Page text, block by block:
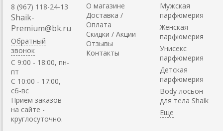
8 (967) 118-24-13
Shaik-
Premium@bk.ru
Обратный
звонок
C 9:00 - 18:00, пн-
пт
С 10:00 - 17:00,
сб-вс
Приём заказов
на сайте -
круглосуточно.
О магазине
Доставка /
Оплата
Скидки / Акции
Отзывы
Контакты
Мужская
парфюмерия
Женская
парфюмерия
Унисекс
парфюмерия
Детская
парфюмерия
Body лосьон
для тела Shaik